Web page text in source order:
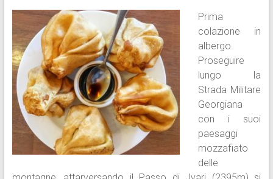
Prima
colazione in
albergo.
Proseguire
lungo la
Strada Militare
Georgiana
con i suoi
paesaggi
mozzafiato
delle